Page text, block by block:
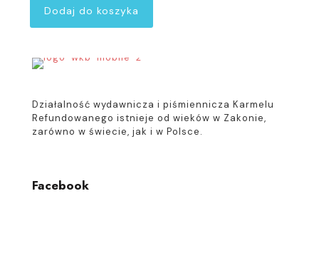
Dodaj do koszyka
Działalność wydawnicza i piśmiennicza Karmelu
Refundowanego istnieje od wieków w Zakonie,
zarówno w świecie, jak i w Polsce.
Facebook